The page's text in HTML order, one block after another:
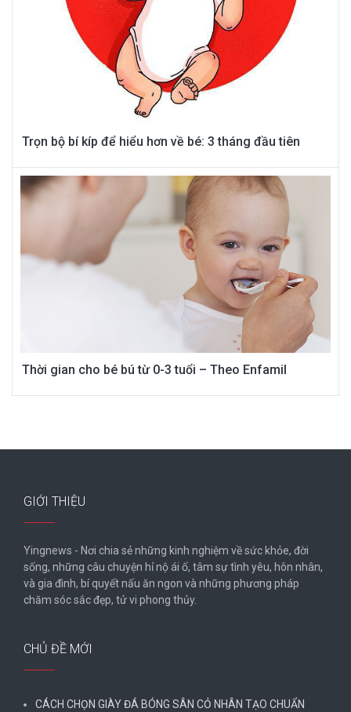
Trọn bộ bí kíp để hiểu hơn về bé: 3 tháng đầu tiên
Thời gian cho bé bú từ 0-3 tuổi – Theo Enfamil
GIỚI THIỆU
Yingnews - Nơi chia sẻ những kinh nghiệm về sức khỏe, đời
sống, những câu chuyện hỉ nộ ái ố, tâm sự tình yêu, hôn nhân,
và gia đình, bí quyết nấu ăn ngon và những phương pháp
chăm sóc sắc đẹp, tử vi phong thủy.
CHỦ ĐỀ MỚI
CÁCH CHỌN GIÀY ĐÁ BÓNG SÂN CỎ NHÂN TẠO CHUẨN